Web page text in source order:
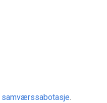
samværssabotasje